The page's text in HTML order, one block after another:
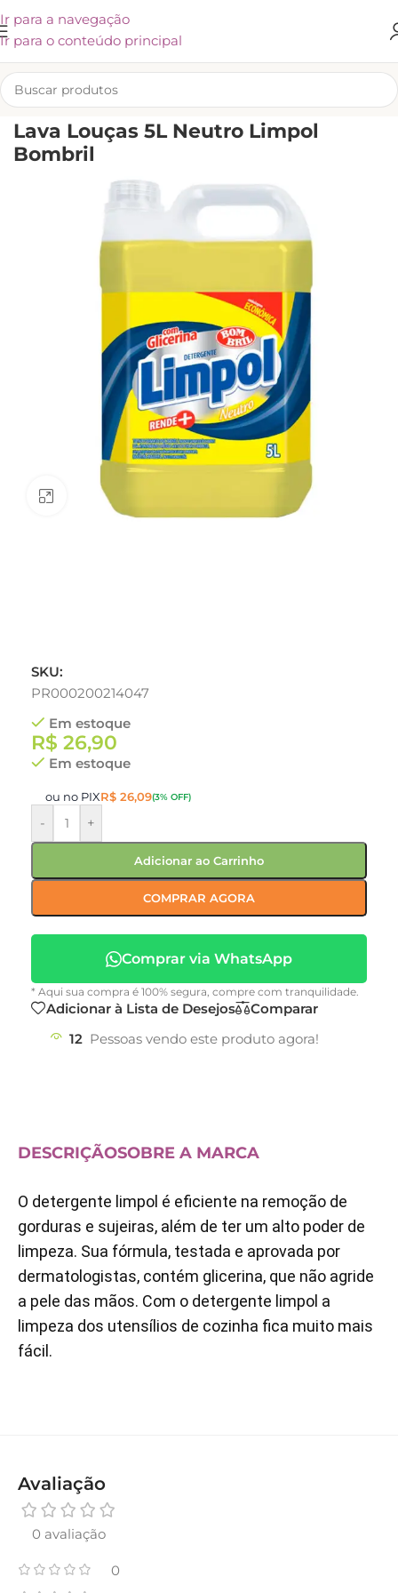
Ir para a navegação
Ir para o conteúdo principal
INÍCIO/LIMPEZA/CUIDADOS PARA A CASA/DETERGENTE
Lava Louças 5L Neutro Limpol
Bombril
Clique para ampliar
SKU:
PR000200214047
Em estoque
R$ 26,90
Em estoque
ou no PIXR$ 26,09(3% OFF)
- +
Adicionar ao Carrinho
COMPRAR AGORA
Comprar via WhatsApp
* Aqui sua compra é 100% segura, compre com tranquilidade.
Adicionar à Lista de Desejos
Comparar
12 Pessoas vendo este produto agora!
DESCRIÇÃOSOBRE A MARCA
O detergente limpol é eficiente na remoção de
gorduras e sujeiras, além de ter um alto poder de
limpeza. Sua fórmula, testada e aprovada por
dermatologistas, contém glicerina, que não agride
a pele das mãos. Com o detergente limpol a
limpeza dos utensílios de cozinha fica muito mais
fácil.
Avaliação
0 avaliação
0